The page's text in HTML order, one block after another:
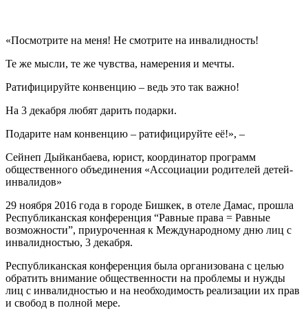
«Посмотрите на меня! Не смотрите на инвалидность!
Те же мысли, те же чувства, намерения и мечты.
Ратифицируйте конвенцию – ведь это так важно!
На 3 декабря любят дарить подарки.
Подарите нам конвенцию – ратифицируйте её!», –
Сейнеп Дыйканбаева, юрист, координатор программ
общественного объединения «Ассоциации родителей детей-
инвалидов»
29 ноября 2016 года в городе Бишкек, в отеле Дамас, прошла
Республиканская конференция “Равные права = Равные
возможности”, приуроченная к Международному дню лиц с
инвалидностью, 3 декабря.
Республиканская конференция была организована с целью
обратить внимание общественности на проблемы и нужды
лиц с инвалидностью и на необходимость реализации их прав
и свобод в полной мере.